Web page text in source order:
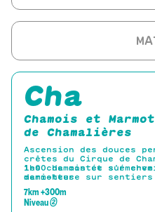
Cha
Chamois et
de Chamalières
Ascension des douces
crêtes du Cirque de
les chamois et
marmottes
1h00 de montée sur
demi-heure sur sentiers
Jumelles et longue-vue
les chamois présents
7km +300m
Niveau②